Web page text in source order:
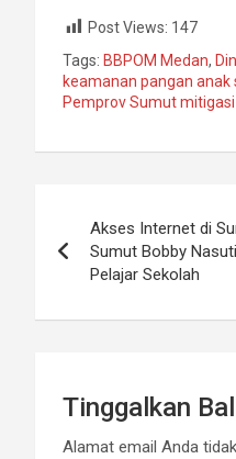
Post Views: 147
Tags: BBPOM Medan,
keamanan pangan anak
Pemprov Sumut
pos
Akses Internet di
Sumut Bobby
Pelajar Sekolah
Tinggalkan
Alamat email Anda